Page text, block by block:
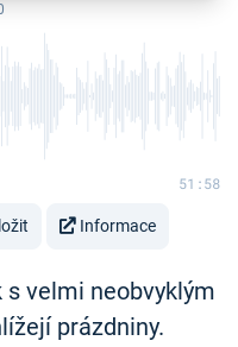
51:58
Informace
velmi neobvyklým
prázdniny.